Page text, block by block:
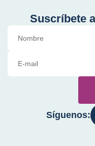
Suscríbete
Síguenos: